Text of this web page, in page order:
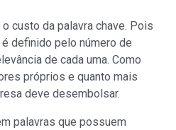
custo da palavra chave. Pois
definido pelo número de
de cada uma. Como
próprios e quanto mais
deve desembolsar.
palavras que possuem